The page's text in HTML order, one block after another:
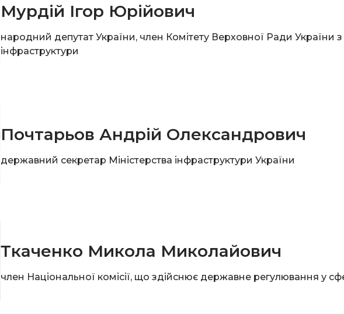
Мурдій Ігор Юрійович
народний депутат України, член Комітету Верховної Ради України
інфраструктури
Почтарьов Андрій Олександрович
державний секретар Міністерства інфраструктури України
Ткаченко Микола Миколайович
член Національної комісії, що здійснює державне регулювання у